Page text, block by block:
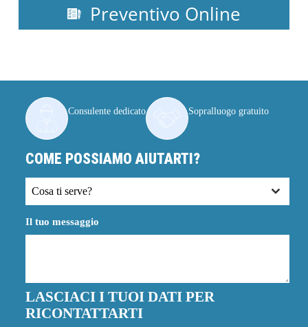
Preventivo Online
Consulente dedicato Sopralluogo gratuito
COME POSSIAMO AIUTARTI?
Cosa ti serve?
Il tuo messaggio
LASCIACI I TUOI DATI PER
RICONTATTARTI